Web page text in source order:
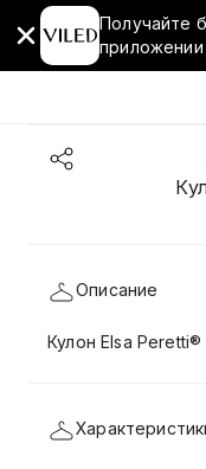
Получайте
приложении
Описание
Кулон Elsa